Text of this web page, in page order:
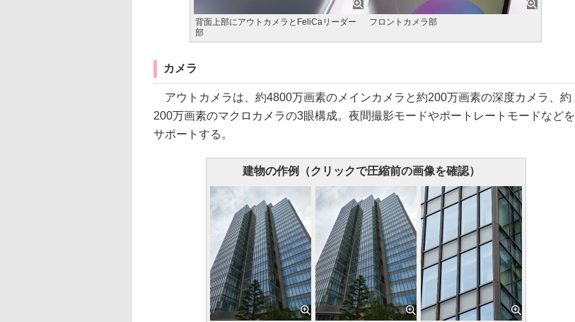
背面上部にアウトカメラとFeliCaリーダー
部
フロントカメラ部
カメラ
アウトカメラは、約4800万画素のメインカメラと約200万画素の深度カメラ、約
200万画素のマクロカメラの3眼構成。夜間撮影モードやポートレートモードなどを
サポートする。
建物の作例（クリックで圧縮前の画像を確認）